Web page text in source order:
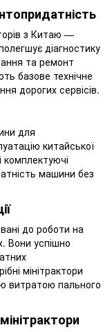
з Китаю —
діагностику
та ремонт
базове технічне
дорогих сервісів.
для
китайської
комплектуючі
машини без
до роботи на
Вони успішно
мінітрактори
витратою пального